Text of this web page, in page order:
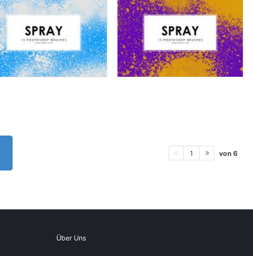
1 von 6
Über Uns